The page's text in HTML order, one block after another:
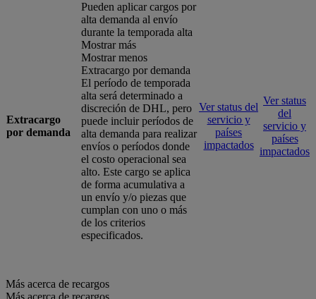
Extracargo
por demanda
Pueden aplicar cargos por
alta demanda al envío
durante la temporada alta
Mostrar más
Mostrar menos
Extracargo por demanda
El período de temporada
alta será determinado a
discreción de DHL, pero
puede incluir períodos de
alta demanda para realizar
envíos o períodos donde
el costo operacional sea
alto. Este cargo se aplica
de forma acumulativa a
un envío y/o piezas que
cumplan con uno o más
de los criterios
especificados.
Ver status del
servicio y
países
impactados
Ver status
del
servicio y
países
impactados
Más acerca de recargos